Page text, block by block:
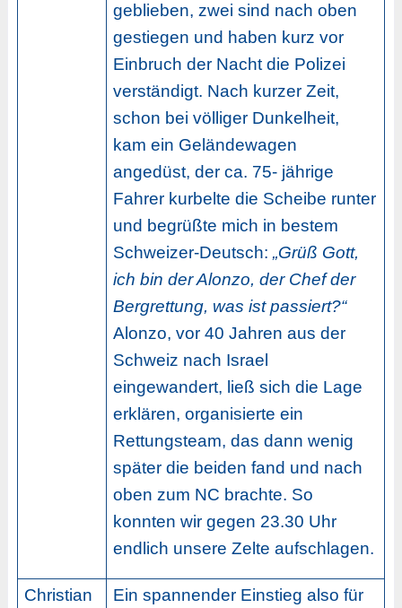
geblieben, zwei sind nach oben
gestiegen und haben kurz vor
Einbruch der Nacht die Polizei
verständigt. Nach kurzer Zeit,
schon bei völliger Dunkelheit,
kam ein Geländewagen
angedüst, der ca. 75- jährige
Fahrer kurbelte die Scheibe runter
und begrüßte mich in bestem
Schweizer-Deutsch: „Grüß Gott,
ich bin der Alonzo, der Chef der
Bergrettung, was ist passiert?“
Alonzo, vor 40 Jahren aus der
Schweiz nach Israel
eingewandert, ließ sich die Lage
erklären, organisierte ein
Rettungsteam, das dann wenig
später die beiden fand und nach
oben zum NC brachte. So
konnten wir gegen 23.30 Uhr
endlich unsere Zelte aufschlagen.
Christian
Ein spannender Einstieg also für